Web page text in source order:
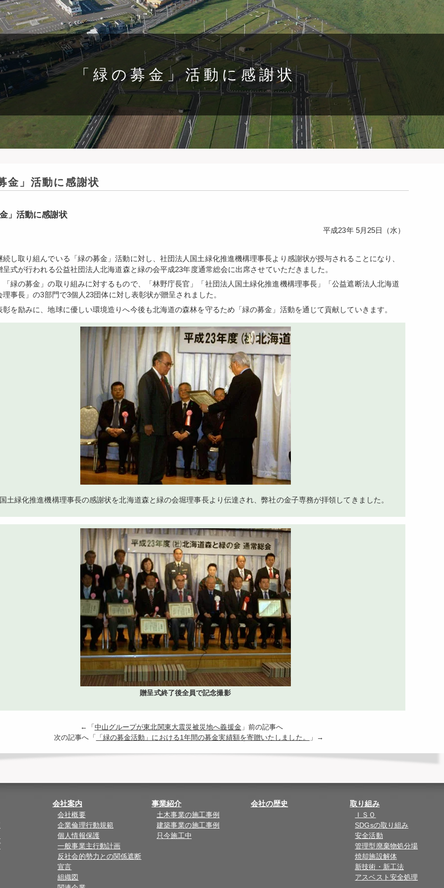
「緑の募金」活動に感謝状
金」活動に感謝状
」活動に感謝状
平成23年 5月25日（水）
呈式が行われる公益社団法人北海道森と緑の会平成23年度通常総会に出席させていただきました。
理事長」の3部門で3個人23団体に対し表彰状が贈呈されました。
表彰を励みに、地球に優しい環境造りへ今後も北海道の森林を守るため「緑の募金」活動を通じて貢献していきます。
土緑化推進機構理事長の感謝状を北海道森と緑の会堀理事長より伝達され、弊社の金子専務が拝領してきました。
贈呈式終了後全員で記念撮影
←「 中山グループが東北関東大震災被災地へ義援金 」前の記事へ
次の記事へ「
「緑の募金活動」における1年間の募金実績額を寄贈いたしました。 」→
会社案内
会社概要
企業倫理行動規範
個人情報保護
一般事業主行動計画
反社会的勢力との関係遮断
宣言
組織図
事業紹介
土木事業の施工事例
建築事業の施工事例
只今施工中
会社の歴史 取り組み
ＩＳＯ
SDGsの取り組み
安全活動
管理型廃棄物処分場
焼却施設解体
新技術・新工法
アスベスト安全処理